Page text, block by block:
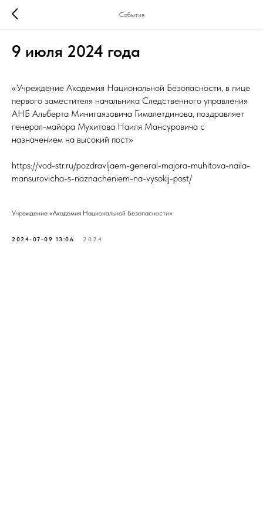
События
9 июля 2024 года
«Учреждение Академия Национальной Безопасности, в лице
первого заместителя начальника Следственного управления
АНБ Альберта Минигаязовича Гималетдинова, поздравляет
генерал-майора Мухитова Наиля Мансуровича с
назначением на высокий пост»
https://vod-str.ru/pozdravljaem-general-majora-muhitova-naila-
mansurovicha-s-naznacheniem-na-vysokij-post/
Учреждение «Академия Национальной Безопасности»
2024-07-09 13:06 2024